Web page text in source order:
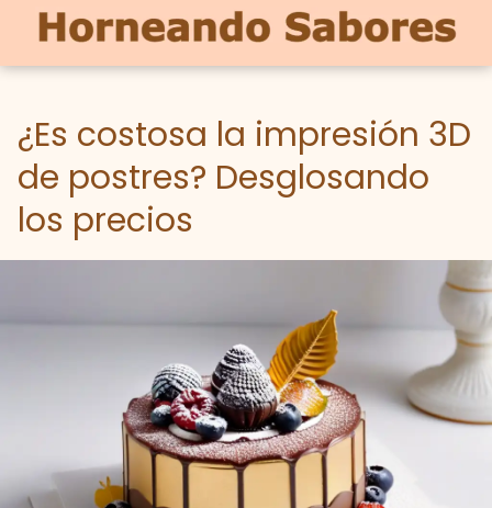
¿Es costosa la impresión 3D
de postres? Desglosando
los precios